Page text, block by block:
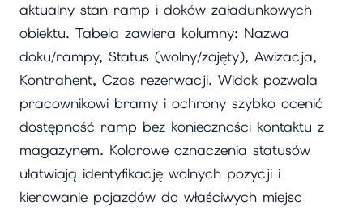
aktualny stan ramp i doków załadunkowych
obiektu. Tabela zawiera kolumny: Nazwa
doku/rampy, Status (wolny/zajęty), Awizacja,
Kontrahent, Czas rezerwacji. Widok pozwala
pracownikowi bramy i ochrony szybko ocenić
dostępność ramp bez konieczności kontaktu z
magazynem. Kolorowe oznaczenia statusów
ułatwiają identyfikację wolnych pozycji i
kierowanie pojazdów do właściwych miejsc